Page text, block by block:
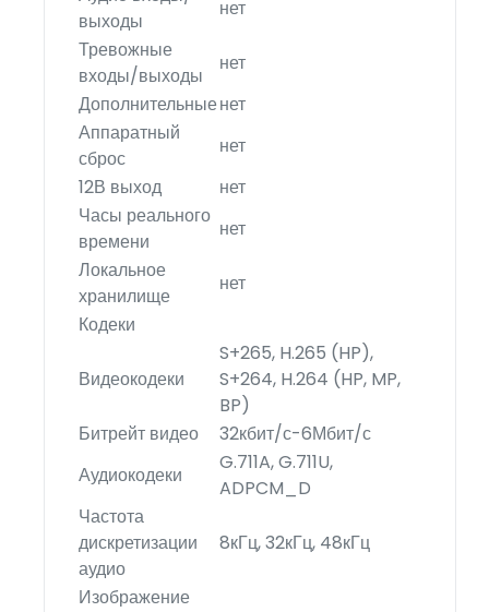
выходы
нет
Тревожные
входы/выходы
нет
Дополнительныенет
Аппаратный
сброс
нет
12В выход
нет
Часы реального
времени
нет
Локальное
хранилище
нет
Кодеки
Видеокодеки
S+265, H.265 (HP),
S+264, H.264 (HP, MP,
BP)
Битрейт видео
32кбит/с-6Мбит/с
Аудиокодеки
G.711A, G.711U,
ADPCM_D
Частота
дискретизации
аудио
8кГц, 32кГц, 48кГц
Изображение